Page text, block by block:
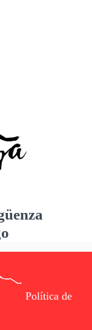
Política de